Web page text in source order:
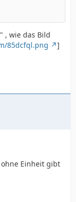
, wie das Bild
85dcfql.png
]
Einheit gibt